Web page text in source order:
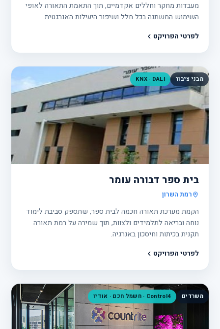
מעבדות מחקר וחללים אקדמיים, תוך התאמת התאורה לאופי
השימוש המשתנה בכל חלל ושיפור היעילות האנרגטית.
לפרטי הפרויקט
מבני ציבור KNX · DALI
בית ספר דבורה עומר
רמת השרון
הקמת מערכת תאורה חכמה לבית ספר, שתספק סביבת לימוד
נוחה ובריאה לתלמידים ולצוות, תוך שמירה על רמת תאורה
תקנית בכיתות וחיסכון באנרגיה.
לפרטי הפרויקט
משרדים Control4 · חשמל חכם · אודיו